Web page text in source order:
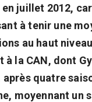
juillet 2012,
à tenir une
au haut
la CAN, dont
quatre
moyennant un